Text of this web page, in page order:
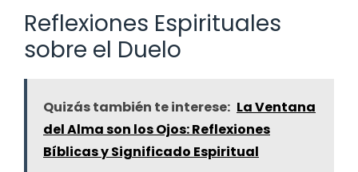
Reflexiones Espirituales
sobre el Duelo
Quizás también te interese: La Ventana
del Alma son los Ojos: Reflexiones
Bíblicas y Significado Espiritual